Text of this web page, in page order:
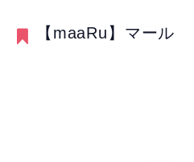
【maaRu】マール